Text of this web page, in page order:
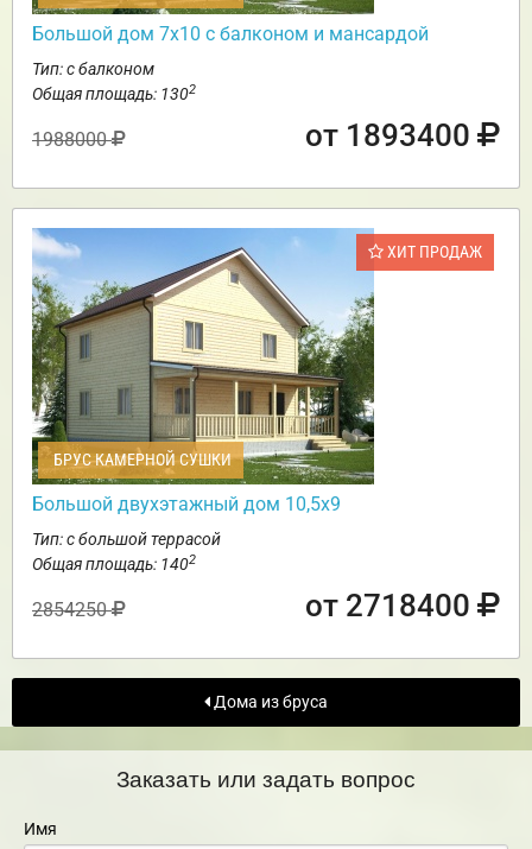
Большой дом 7х10 с балконом и мансардой
Тип: с балконом
Общая площадь: 1302
1988000 от 1893400
ХИТ ПРОДАЖ
БРУС КАМЕРНОЙ СУШКИ
Большой двухэтажный дом 10,5х9
Тип: с большой террасой
Общая площадь: 1402
2854250 от 2718400
Дома из бруса
Заказать или задать вопрос
Имя